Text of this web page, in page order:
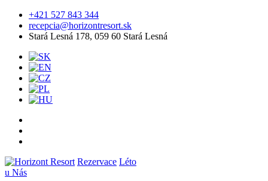
+421 527 843 344
recepcia@horizontresort.sk
Stará Lesná 178, 059 60 Stará Lesná
Rezervace Léto
u Nás